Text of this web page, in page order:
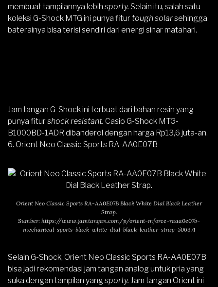
membuat tampilannya lebih sporty. Selain itu, salah satu
koleksi G-Shock MTG ini punya fitur tough solarsehingga
baterainya bisa terisi sendiri dari energi sinar matahari.
Jam tangan G-Shock ini terbuat dari bahan resin yang
punya fitur shock resistant. Casio G-Shock MTG-
B1000BD-1ADR dibanderol dengan harga Rp13,6 juta-an.
6. Orient Neo Classic Sports RA-AA0E07B
Orient Neo Classic Sports RA-AA0E07B Black White Dial Black Leather
Strap.
Sumber: https://www.jamtangan.com/p/orient-mforce-raaa0e07b-
mechanical-sports-black-white-dial-black-leather-strap-506371
Selain G-Shock, Orient Neo Classic Sports RA-AA0E07B
bisa jadi rekomendasi jam tangan analog untuk pria yang
suka dengan tampilan yang sporty. Jam tangan Orient ini